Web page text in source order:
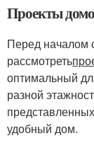
Проекты
Перед началом
рассмотреть
оптимальный
разной
удобный дом.